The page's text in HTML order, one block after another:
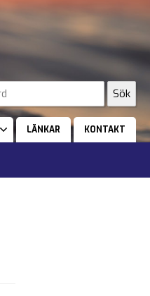
LÄNKAR KONTAKT